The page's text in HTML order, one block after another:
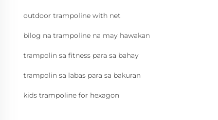
outdoor trampoline with net
bilog na trampoline na may hawakan
trampolin sa fitness para sa bahay
trampolin sa labas para sa bakuran
kids trampoline for hexagon